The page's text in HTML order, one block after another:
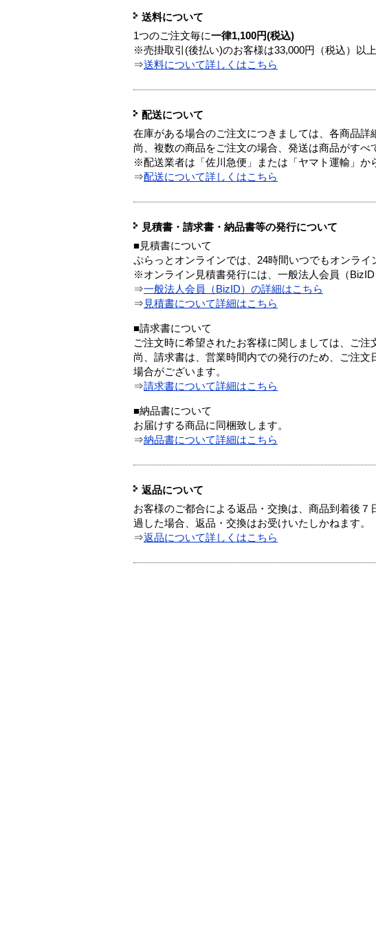
送料について
1つのご注文毎に一律1,100円(税込)
※売掛取引(後払い)のお客様は33,000円（税込）以
⇒送料について詳しくはこちら
配送について
在庫がある場合のご注文につきましては、各商品詳
尚、複数の商品をご注文の場合、発送は商品がすべ
※配送業者は「佐川急便」または「ヤマト運輸」か
⇒配送について詳しくはこちら
見積書・請求書・納品書等の発行について
■見積書について
ぷらっとオンラインでは、24時間いつでもオンライ
※オンライン見積書発行には、一般法人会員（BizID
⇒一般法人会員（BizID）の詳細はこちら
⇒ 見積書について詳細はこちら
■請求書について
ご注文時に希望されたお客様に関しましては、ご注
尚、請求書は、営業時間内での発行のため、ご注
場合がございます。
⇒請求書について詳細はこちら
■納品書について
お届けする商品に同梱致します。
⇒納品書について詳細はこちら
返品について
お客様のご都合による返品・交換は、商品到着後
過した場合、返品・交換はお受けいたしかねます。
⇒返品について詳しくはこちら